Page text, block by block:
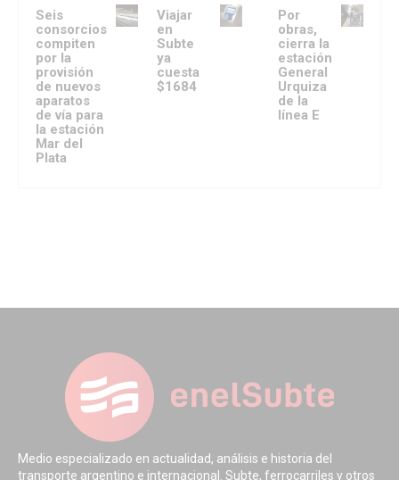
Seis
consorcios
compiten
por la
provisión
de nuevos
aparatos
de vía para
la estación
Mar del
Plata
Viajar
en
Subte
ya
cuesta
$1684
Por
obras,
cierra la
estación
General
Urquiza
de la
línea E
Medio especializado en actualidad, análisis e historia del
transporte argentino e internacional. Subte, ferrocarriles y otros